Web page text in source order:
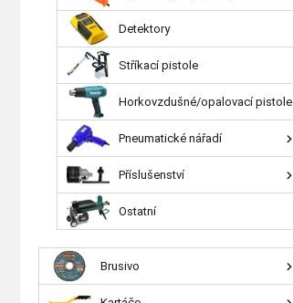
Detektory
Stříkací pistole
Horkovzdušné/opalovací pistole
Pneumatické nářadí
Příslušenství
Ostatní
Brusivo